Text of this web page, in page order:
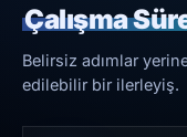
Çalışma
Belirsiz adımlar
edilebilir bir ilerleyiş.